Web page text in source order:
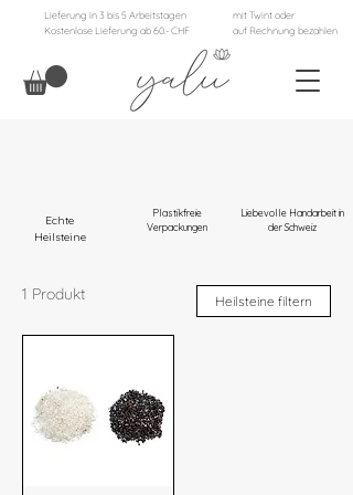
Lieferung in 3 bis 5 Arbeitstagen
Kostenlose Lieferung ab 60.- CHF
mit Twint oder
auf Rechnung bezahlen
Echte
Heilsteine
Plastikfreie
Verpackungen
Liebevolle Handarbeit in
der Schweiz
1 Produkt Heilsteine filtern